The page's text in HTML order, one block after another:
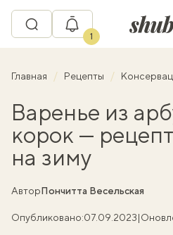
1
Главная Рецепты
Варенье из
корок —
на зиму
АвторПончитта Весельская
Опубликовано:07.09.2023|